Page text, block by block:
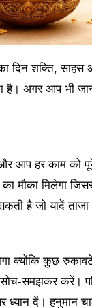
दिन शक्ति, साहस
अगर आप भी
आप हर काम को
का मौका मिलेगा
है जो यादें
क्योंकि कुछ
समझकर करें।
ध्यान दें। हनुमान